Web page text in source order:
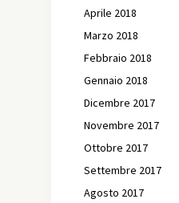
Aprile 2018
Marzo 2018
Febbraio 2018
Gennaio 2018
Dicembre 2017
Novembre 2017
Ottobre 2017
Settembre 2017
Agosto 2017